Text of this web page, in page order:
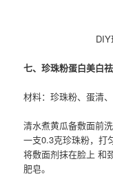
七、珍珠粉蛋白美白
材料：珍珠粉、蛋清
清水煮黄瓜备敷面前
一支0.3克珍珠粉，打
将敷面剂抹在脸上 和
肥皂。